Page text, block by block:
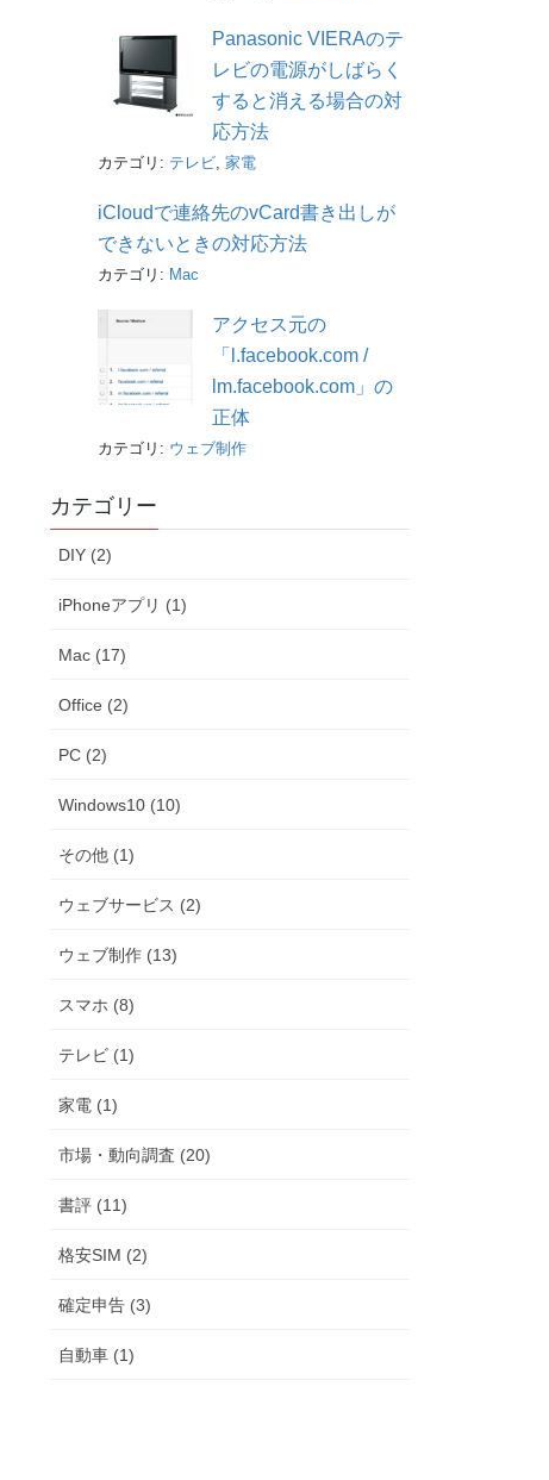
Panasonic VIERAのテ
レビの電源がしばらく
すると消える場合の対
応方法
カテゴリ: テレビ,家電
iCloudで連絡先のvCard書き出しが
できないときの対応方法
カテゴリ: Mac
アクセス元の
「l.facebook.com /
lm.facebook.com」の
正体
カテゴリ: ウェブ制作
カテゴリー
DIY (2)
iPhoneアプリ (1)
Mac (17)
Office (2)
PC (2)
Windows10 (10)
その他 (1)
ウェブサービス (2)
ウェブ制作 (13)
スマホ (8)
テレビ (1)
家電 (1)
市場・動向調査 (20)
書評 (11)
格安SIM (2)
確定申告 (3)
自動車 (1)